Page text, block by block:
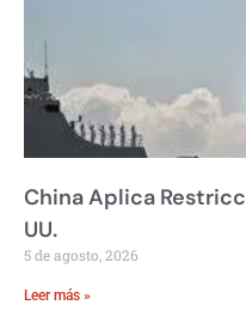
China Aplica
UU.
5 de agosto, 2026
Leer más »